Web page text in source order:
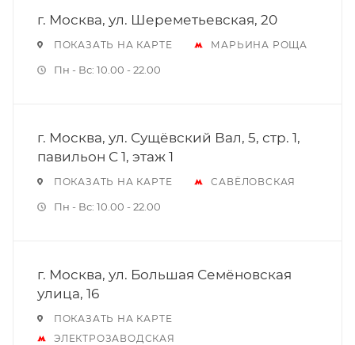
г. Москва, ул. Шереметьевская, 20
ПОКАЗАТЬ НА КАРТЕ МАРЬИНА РОЩА
Пн - Вс: 10.00 - 22.00
г. Москва, ул. Сущёвский Вал, 5, стр. 1,
павильон С 1, этаж 1
ПОКАЗАТЬ НА КАРТЕ САВЁЛОВСКАЯ
Пн - Вс: 10.00 - 22.00
г. Москва, ул. Большая Семёновская
улица, 16
ПОКАЗАТЬ НА КАРТЕ
ЭЛЕКТРОЗАВОДСКАЯ